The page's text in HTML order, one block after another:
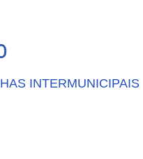
INTERMUNICIPAIS